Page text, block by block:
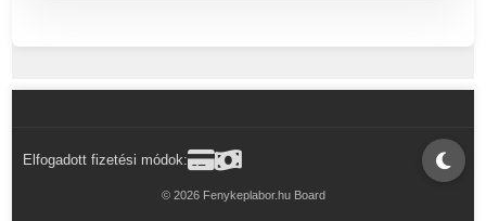
Elfogadott fizetési módok:
© 2026 Fenykeplabor.hu Board